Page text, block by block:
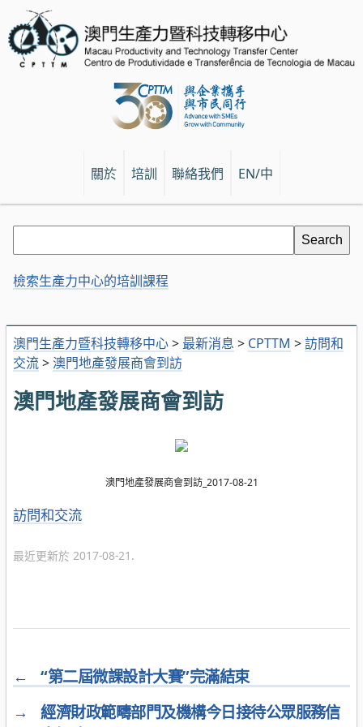
關於 培訓 聯絡我們 EN/中
澳門生產力暨科技轉移中心> 最新消息 > CPTTM >訪問和
交流> 澳門地產發展商會到訪
澳門地產發展商會到訪
澳門地產發展商會到訪_ 2017-08-21
分
訪問和交流
最近更新於 2017-08-21.
←
“第二屆微課設計大賽”完滿結束
→
經濟財政範疇部門及機構今日接待公眾服務信
檢索生產力中心的培訓課程